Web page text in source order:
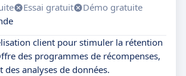
Essai gratuit
Démo gratuite
client pour stimuler la rétention
des programmes de récompenses,
des analyses de données.